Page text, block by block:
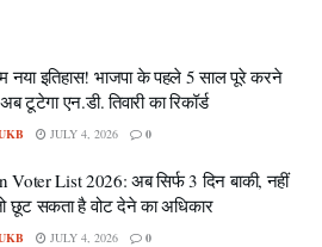
नया इतिहास! भाजपा के पहले 5 साल पूरे करने
टूटेगा एन.डी. तिवारी का रिकॉर्ड
JULY 4, 2026 0
Voter List 2026: अब सिर्फ 3 दिन बाकी, नहीं
छूट सकता है वोट देने का अधिकार
JULY 4, 2026 0